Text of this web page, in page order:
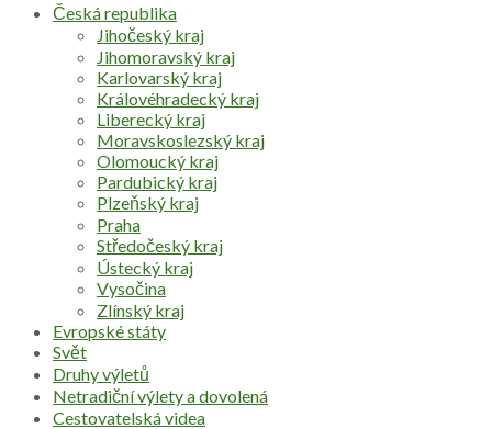
Česká republika
Jihočeský kraj
Jihomoravský kraj
Karlovarský kraj
Královéhradecký kraj
Liberecký kraj
Moravskoslezský kraj
Olomoucký kraj
Pardubický kraj
Plzeňský kraj
Praha
Středočeský kraj
Ústecký kraj
Vysočina
Zlínský kraj
Evropské státy
Svět
Druhy výletů
Netradiční výlety a dovolená
Cestovatelská videa